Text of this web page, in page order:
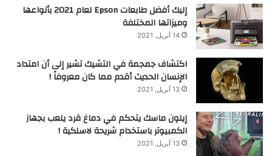
إليك أفضل طابعات Epson لعام 2021 بأنواعها
وميزاتها المختلفة
14 أبريل, 2021
اكتشاف جمجمة في التشيك تشير إلى أن امتداد
الإنسان الحديث أقدم مما كان معروفاً !
13 أبريل, 2021
إيلون ماسك يتحكم في دماغ قرد يلعب بجهاز
الكمبيوتر باستخدام شريحة لاسلكية !
13 أبريل, 2021